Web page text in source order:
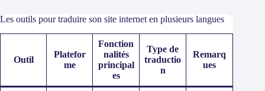
Les outils pour traduire son site internet en plusieurs langues
Outil
Platefor
me
Fonction
nalités
principal
es
Type de
traductio
n
Remarq
ues